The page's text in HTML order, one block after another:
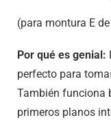
(para montura E
Por qué es genial:
perfecto para
También funciona
primeros planos